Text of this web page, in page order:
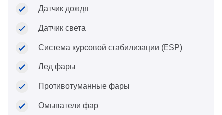
Датчик дождя
Датчик света
Система курсовой стабилизации (ESP)
Лед фары
Противотуманные фары
Омыватели фар